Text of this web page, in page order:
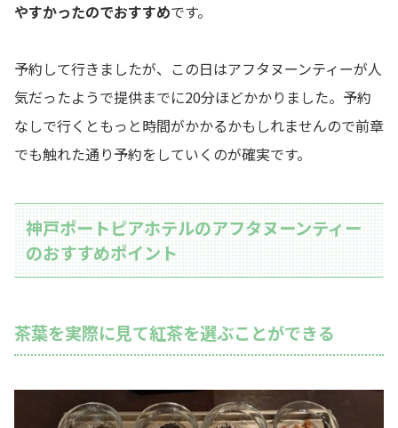
やすかったのでおすすめです。
予約して行きましたが、この日はアフタヌーンティーが人
気だったようで提供までに20分ほどかかりました。予約
なしで行くともっと時間がかかるかもしれませんので前章
でも触れた通り予約をしていくのが確実です。
神戸ポートピアホテルのアフタヌーンティー
のおすすめポイント
茶葉を実際に見て紅茶を選ぶことができる